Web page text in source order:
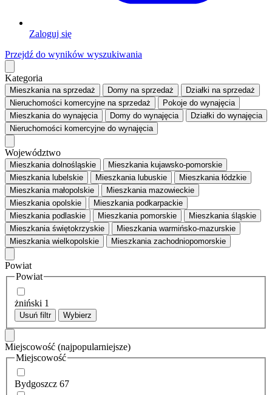
Zaloguj się
Przejdź do wyników wyszukiwania
Kategoria
Mieszkaniana sprzedaż Domy na sprzedaż Działki na sprzedaż
Nieruchomości komercyjne na sprzedaż Pokoje do wynajęcia
Mieszkaniado wynajęcia Domy do wynajęcia Działki do wynajęcia
Nieruchomości komercyjne do wynajęcia
Województwo
Mieszkania dolnośląskie
Mieszkania kujawsko-pomorskie
Mieszkania lubelskie
Mieszkania lubuskie
Mieszkania łódzkie
Mieszkania małopolskie
Mieszkania mazowieckie
Mieszkania opolskie
Mieszkania podkarpackie
Mieszkania podlaskie
Mieszkania pomorskie
Mieszkania śląskie
Mieszkania świętokrzyskie
Mieszkania warmińsko-mazurskie
Mieszkania wielkopolskie
Mieszkania zachodniopomorskie
Powiat
Powiat
żniński 1
Usuń filtr Wybierz
Miejscowość (najpopularniejsze)
Miejscowość
Bydgoszcz 67